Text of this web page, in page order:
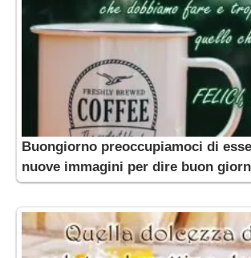
Buongiorno preoccupiamoci di
nuove immagini per dire buon